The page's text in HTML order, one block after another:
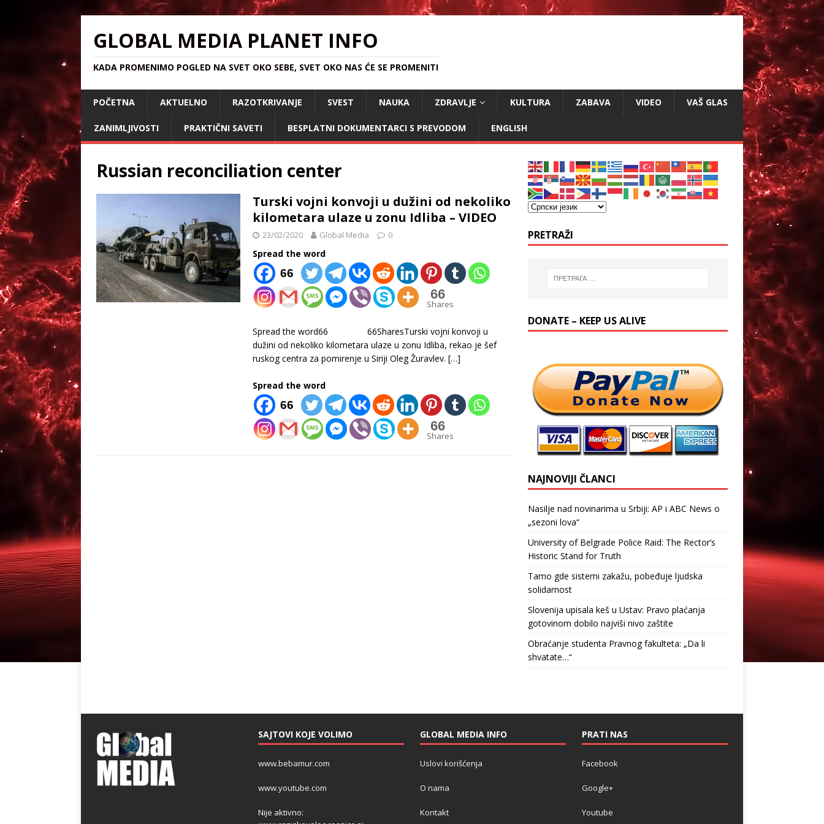
GLOBAL MEDIA PLANET INFO
KADA PROMENIMO POGLED NA SVET OKO SEBE, SVET OKO NAS ĆE SE PROMENITI
POČETNA AKTUELNO RAZOTKRIVANJE SVEST NAUKA ZDRAVLJE KULTURA ZABAVA VIDEO VAŠ GLAS
ZANIMLJIVOSTI PRAKTIČNI SAVETI BESPLATNI DOKUMENTARCI S PREVODOM ENGLISH
Russian reconciliation center
Turski vojni konvoji u dužini od nekoliko
kilometara ulaze u zonu Idliba – VIDEO
23/02/2020 Global Media 0
Spread the word
66
66
Shares
Spread the word66 66SharesTurski vojni konvoji u
dužini od nekoliko kilometara ulaze u zonu Idliba, rekao je šef
ruskog centra za pomirenje u Siriji Oleg Žuravlev. […]
Spread the word
66
66
Shares
PRETRAŽI
DONATE – KEEP US ALIVE
NAJNOVIJI ČLANCI
Nasilje nad novinarima u Srbiji: AP i ABC News o
„sezoni lova“
University of Belgrade Police Raid: The Rector’s
Historic Stand for Truth
Tamo gde sistemi zakažu, pobeđuje ljudska
solidarnost
Slovenija upisala keš u Ustav: Pravo plaćanja
gotovinom dobilo najviši nivo zaštite
Obraćanje studenta Pravnog fakulteta: „Da li
shvatate…“
SAJTOVI KOJE VOLIMO
www.bebamur.com
www.youtube.com
Nije aktivno:
GLOBAL MEDIA INFO
Uslovi korišćenja
O nama
Kontakt
PRATI NAS
Facebook
Google+
Youtube